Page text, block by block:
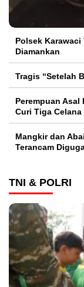
Polsek
Diamankan
Tragis “Setelah
Perempuan
Curi Tiga
Mangkir dan
Terancam
TNI & POLRI